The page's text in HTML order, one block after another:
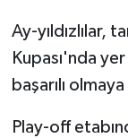
Ay-yıldızlılar,
Kupası'nda
başarılı
Play-off